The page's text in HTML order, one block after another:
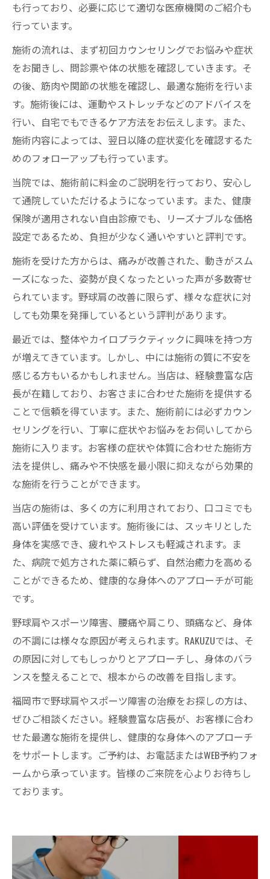
も行っており、必要に応じて適切な医療機関のご紹介も
行っています。
施術の流れは、まず初回カウンセリングでお悩みや症状
をお聞きし、問診票や体の状態を確認していきます。そ
の後、筋肉や関節の状態を確認し、最適な施術を行いま
す。施術後には、運動やストレッチなどのアドバイスを
行い、自宅でもできるケア方法をお伝えします。また、
施術内容によっては、翌日以降の症状変化を確認するた
めのフォローアップも行っています。
当院では、施術前に料金のご説明を行っており、安心し
て通院していただけるようになっています。また、健康
保険が適用されない自由診療でも、リーズナブルな価格
設定であるため、負担が少なく通いやすいと評判です。
施術を受けた方からは、痛みが改善された、動きがスム
ーズになった、姿勢が良くなったといった声が多数寄せ
られています。野球肩の改善に限らず、様々な症状に対
しても効果を発揮しているという評判があります。
最近では、整体やカイロプラクティックに興味を持つ方
が増えてきています。しかし、中には施術の質に不安を
感じる方もいるかもしれません。当店は、経験豊富な店
長が在籍しており、お客さまに合わせた施術を提供する
ことで信頼を得ています。また、施術前には必ずカウン
セリングを行い、丁寧に症状やお悩みをお伺いしてから
施術に入ります。お客様の症状や体質に合わせた施術方
法を提供し、痛みや不快感を最小限に抑えながら効果的
な施術を行うことができます。
当店の施術は、多くの方に利用されており、口コミでも
高い評価を受けています。施術後には、スッキリとした
身体を実感でき、疲れやストレスも軽減されます。ま
た、病院で処方された薬に頼らず、自然治癒力を高める
ことができるため、健康的な身体へのアプローチが可能
です。
野球肩やスポーツ障害、腰痛や肩こり、頭痛など、身体
の不調には様々な原因が考えられます。RAKUZUでは、そ
の原因に対してもしっかりとアプローチし、身体のバラ
ンスを整えることで、根本からの改善を目指します。
福岡市で野球肩やスポーツ障害の治療をお探しの方は、
ぜひご相談ください。経験豊富な店長が、お客様に合わ
せた最適な施術を提供し、健康的な身体へのアプローチ
をサポートします。ご予約は、お電話またはWEB予約フォ
ームから承っています。皆様のご来院を心よりお待ちし
ております。